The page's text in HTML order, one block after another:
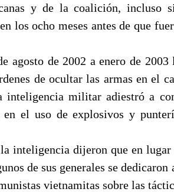
y de la coalición, incluso
los ocho meses antes de que
agosto de 2002 a enero de 2003
de ocultar las armas en el
inteligencia militar adiestró a
el uso de explosivos y
inteligencia dijeron que en lugar
de sus generales se
vietnamitas sobre las